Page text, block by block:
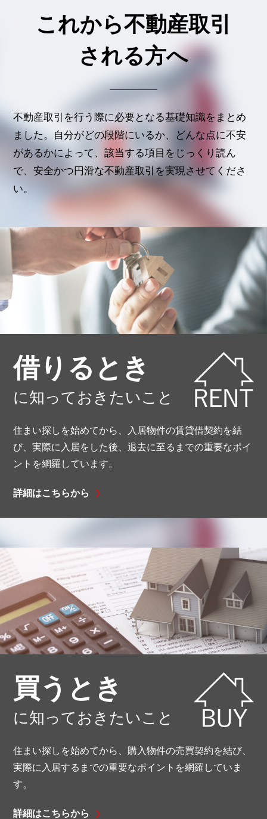
これから不動産取引
される方へ
不動産取引を行う際に必要となる基礎知識をまとめ
ました。 自分がどの段階にいるか、どんな点に不安
があるかによって、該当する項目をじっくり読ん
で、安全かつ円滑な不動産取引を実現させてくださ
い。
借りるとき
に知っておきたいこと
住まい探しを始めてから、入居物件の賃貸借契約を結
び、実際に入居をした後、退去に至るまでの重要なポイ
ントを網羅しています。
詳細はこちらから
買うとき
に知っておきたいこと
住まい探しを始めてから、購入物件の売買契約を結び、
実際に入居するまでの重要なポイントを網羅していま
す。
詳細はこちらから